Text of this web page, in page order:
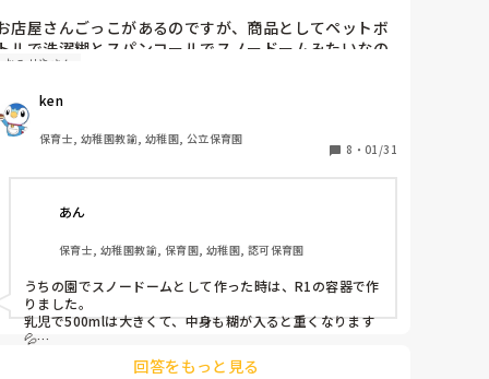
店屋さんごっこがあるのですが、商品としてペットボ
ルで洗濯糊とスパンコールでスノードームみたいなの
おみせやさん
ken
保育士, 幼稚園教諭, 幼稚園, 公立保育園
8 ・ 01/31
あん
保育士, 幼稚園教諭, 保育園, 幼稚園, 認可保育園
うちの園でスノードームとして作った時は、R1の容器で作
りました。
乳児で500mlは大きくて、中身も糊が入ると重くなります
💦
R1でなくても300mlとか小さいサイズのものが良いと思い
回答をもっと見る